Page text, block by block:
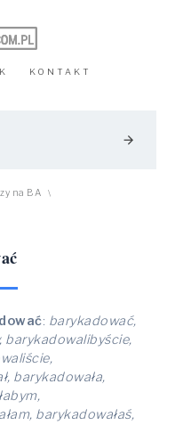
KONTAKT
arrow_forward
na BA \
: barykadować,
barykadowalibyście,
barykadowała,
barykadowałaś,